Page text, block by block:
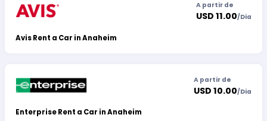
Avis Rent a Car in Anaheim
A partir de
USD 11.00/Dia
Enterprise Rent a Car in Anaheim
A partir de
USD 10.00/Dia